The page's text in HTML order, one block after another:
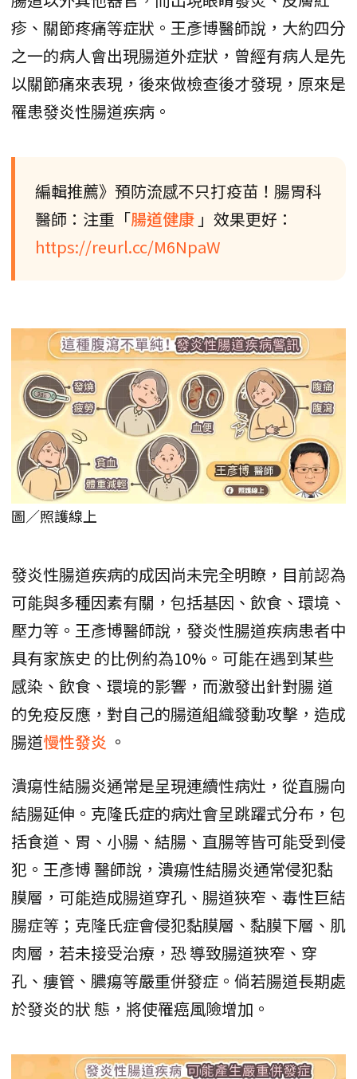
疹、關節疼痛等症狀。王彥博醫師說，大約四分
之一的病人會出現腸道外症狀，曾經有病人是先
以關節痛來表現，後來做檢查後才發現，原來是
罹患發炎性腸道疾病。
編輯推薦》預防流感不只打疫苗！腸胃科
醫師：注重「腸道健康 」效果更好：
https://reurl.cc/M6NpaW
圖／照護線上
發炎性腸道疾病的成因尚未完全明瞭，目前認為
可能與多種因素有關，包括基因、飲食、環境、
壓力等。王彥博醫師說，發炎性腸道疾病患者中
具有家族史 的比例約為10%。可能在遇到某些
感染、飲食、環境的影響，而激發出針對腸 道
的免疫反應，對自己的腸道組織發動攻擊，造成
腸道慢性發炎 。
潰瘍性結腸炎通常是呈現連續性病灶，從直腸向
結腸延伸。克隆氏症的病灶會呈跳躍式分布，包
括食道、胃、小腸、結腸、直腸等皆可能受到侵
犯。王彥博 醫師說，潰瘍性結腸炎通常侵犯黏
膜層，可能造成腸道穿孔、腸道狹窄、毒性巨結
腸症等；克隆氏症會侵犯黏膜層、黏膜下層、肌
肉層，若未接受治療，恐 導致腸道狹窄、穿
孔、瘻管、膿瘍等嚴重併發症。倘若腸道長期處
於發炎的狀 態，將使罹癌風險增加。